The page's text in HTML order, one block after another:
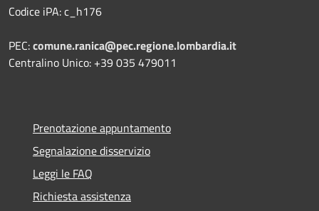
Codice iPA: c_h176
PEC:comune.ranica@pec.regione.lombardia.it
Centralino Unico: +39 035 479011
Prenotazione appuntamento
Segnalazione disservizio
Leggi le FAQ
Richiesta assistenza